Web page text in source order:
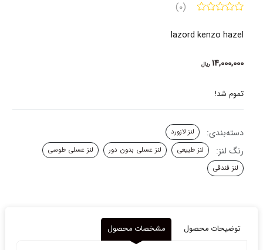
(0)
lazord kenzo hazel
14,000,000 ریال
تموم شد!
دسته‌بندی: لنز لازورد
رنگ لنز: لنز طبیعی لنز عسلی بدون دور
لنز عسلی طوسی
لنز فندقی
توضیحات محصول مشخصات محصول